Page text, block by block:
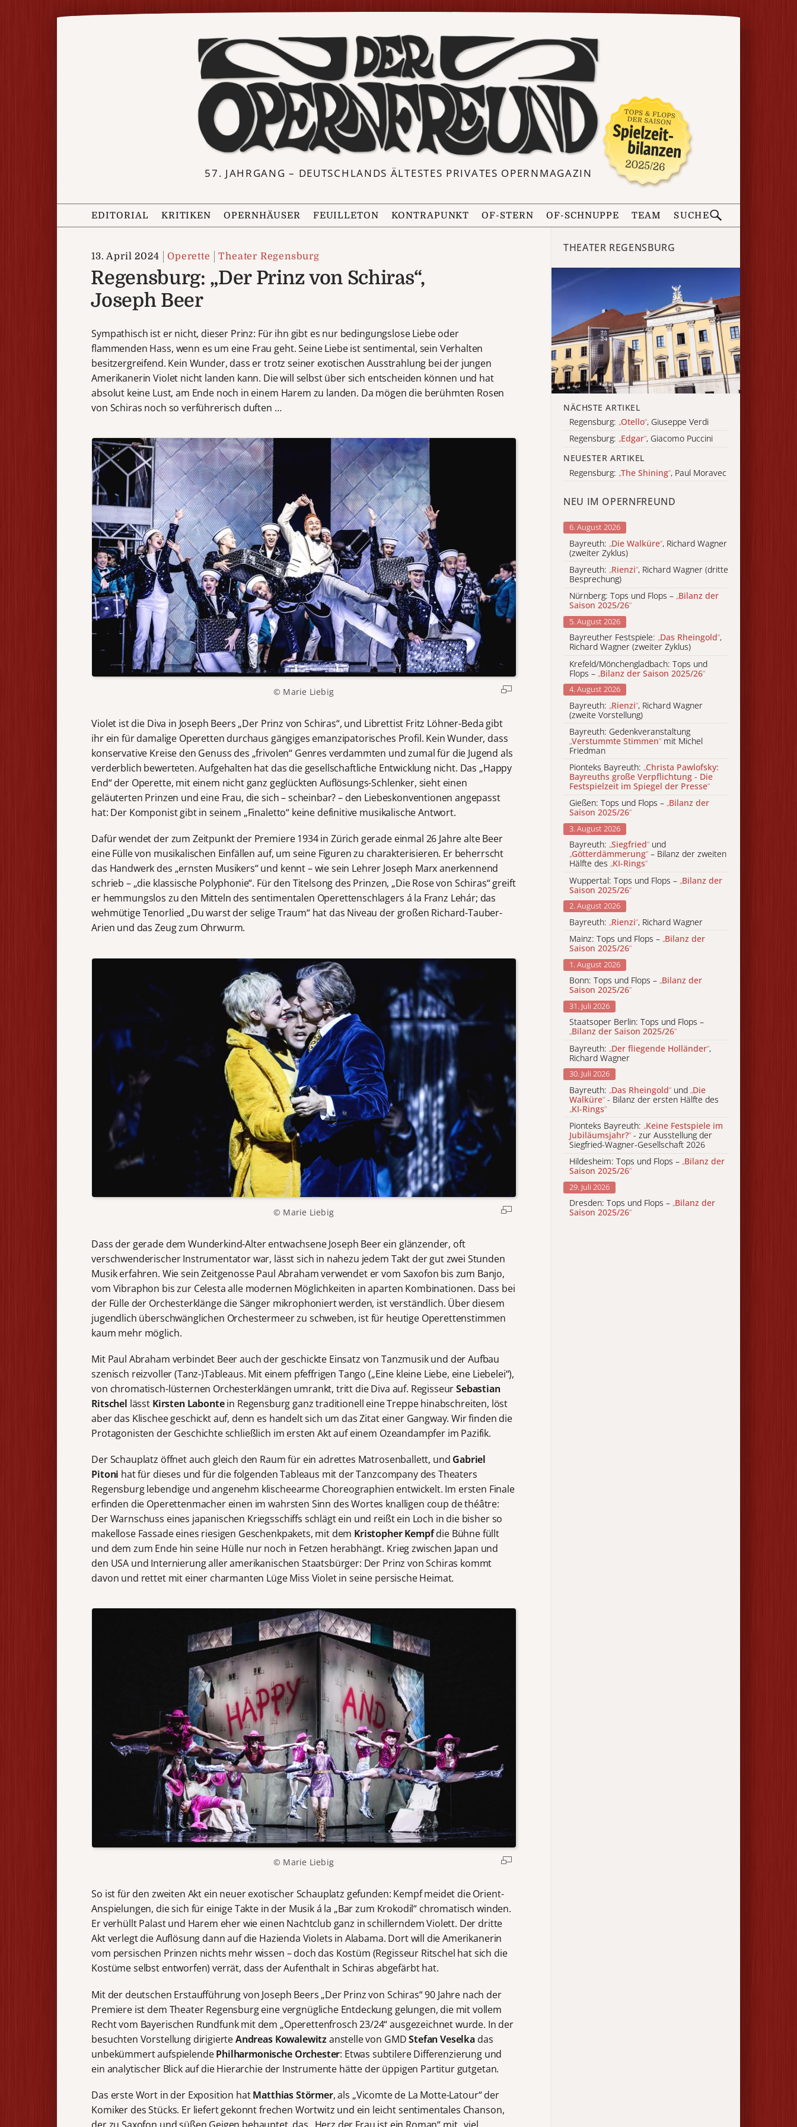
57. JAHRGANG – DEUTSCHLANDS ÄLTESTES PRIVATES OPERNMAGAZIN
EDITORIAL KRITIKEN OPERNHÄUSER FEUILLETON KONTRAPUNKT OF-STERN OF-SCHNUPPE TEAM SUCHE
13. April 2024 Operette Theater Regensburg
Regensburg: „Der Prinz von Schiras“,
Joseph Beer
Sympathisch ist er nicht, dieser Prinz: Für ihn gibt es nur bedingungslose Liebe oder
flammenden Hass, wenn es um eine Frau geht. Seine Liebe ist sentimental, sein Verhalten
besitzergreifend. Kein Wunder, dass er trotz seiner exotischen Ausstrahlung bei der jungen
Amerikanerin Violet nicht landen kann. Die will selbst über sich entscheiden können und hat
absolut keine Lust, am Ende noch in einem Harem zu landen. Da mögen die berühmten Rosen
von Schiras noch so verführerisch duften …
© Marie Liebig
Violet ist die Diva in Joseph Beers „Der Prinz von Schiras“, und Librettist Fritz Löhner-Beda gibt
ihr ein für damalige Operetten durchaus gängiges emanzipatorisches Profil. Kein Wunder, dass
konservative Kreise den Genuss des „frivolen“ Genres verdammten und zumal für die Jugend als
verderblich bewerteten. Aufgehalten hat das die gesellschaftliche Entwicklung nicht. Das „Happy
End“ der Operette, mit einem nicht ganz geglückten Auflösungs-Schlenker, sieht einen
geläuterten Prinzen und eine Frau, die sich – scheinbar? – den Liebeskonventionen angepasst
hat: Der Komponist gibt in seinem „Finaletto“ keine definitive musikalische Antwort.
Dafür wendet der zum Zeitpunkt der Premiere 1934 in Zürich gerade einmal 26 Jahre alte Beer
eine Fülle von musikalischen Einfällen auf, um seine Figuren zu charakterisieren. Er beherrscht
das Handwerk des „ernsten Musikers“ und kennt – wie sein Lehrer Joseph Marx anerkennend
schrieb – „die klassische Polyphonie“. Für den Titelsong des Prinzen, „Die Rose von Schiras“ greift
er hemmungslos zu den Mitteln des sentimentalen Operettenschlagers á la Franz Lehár; das
wehmütige Tenorlied „Du warst der selige Traum“ hat das Niveau der großen Richard-Tauber-
Arien und das Zeug zum Ohrwurm.
© Marie Liebig
Dass der gerade dem Wunderkind-Alter entwachsene Joseph Beer ein glänzender, oft
verschwenderischer Instrumentator war, lässt sich in nahezu jedem Takt der gut zwei Stunden
Musik erfahren. Wie sein Zeitgenosse Paul Abraham verwendet er vom Saxofon bis zum Banjo,
vom Vibraphon bis zur Celesta alle modernen Möglichkeiten in aparten Kombinationen. Dass bei
der Fülle der Orchesterklänge die Sänger mikrophoniert werden, ist verständlich. Über diesem
jugendlich überschwänglichen Orchestermeer zu schweben, ist für heutige Operettenstimmen
kaum mehr möglich.
Mit Paul Abraham verbindet Beer auch der geschickte Einsatz von Tanzmusik und der Aufbau
szenisch reizvoller (Tanz-)Tableaus. Mit einem pfeffrigen Tango („Eine kleine Liebe, eine Liebelei“),
von chromatisch-lüsternen Orchesterklängen umrankt, tritt die Diva auf. RegisseurSebastian
Ritschel lässt Kirsten Labontein Regensburg ganz traditionell eine Treppe hinabschreiten, löst
aber das Klischee geschickt auf, denn es handelt sich um das Zitat einer Gangway. Wir finden die
Protagonisten der Geschichte schließlich im ersten Akt auf einem Ozeandampfer im Pazifik.
Der Schauplatz öffnet auch gleich den Raum für ein adrettes Matrosenballett, und Gabriel
Pitoni hat für dieses und für die folgenden Tableaus mit der Tanzcompany des Theaters
Regensburg lebendige und angenehm klischeearme Choreographien entwickelt. Im ersten Finale
erfinden die Operettenmacher einen im wahrsten Sinn des Wortes knalligen coup de théâtre:
Der Warnschuss eines japanischen Kriegsschiffs schlägt ein und reißt ein Loch in die bisher so
makellose Fassade eines riesigen Geschenkpakets, mit dem Kristopher Kempfdie Bühne füllt
und dem zum Ende hin seine Hülle nur noch in Fetzen herabhängt. Krieg zwischen Japan und
den USA und Internierung aller amerikanischen Staatsbürger: Der Prinz von Schiras kommt
davon und rettet mit einer charmanten Lüge Miss Violet in seine persische Heimat.
© Marie Liebig
So ist für den zweiten Akt ein neuer exotischer Schauplatz gefunden: Kempf meidet die Orient-
Anspielungen, die sich für einige Takte in der Musik á la „Bar zum Krokodil“ chromatisch winden.
Er verhüllt Palast und Harem eher wie einen Nachtclub ganz in schillerndem Violett. Der dritte
Akt verlegt die Auflösung dann auf die Hazienda Violets in Alabama. Dort will die Amerikanerin
vom persischen Prinzen nichts mehr wissen – doch das Kostüm (Regisseur Ritschel hat sich die
Kostüme selbst entworfen) verrät, dass der Aufenthalt in Schiras abgefärbt hat.
Mit der deutschen Erstaufführung von Joseph Beers „Der Prinz von Schiras“ 90 Jahre nach der
Premiere ist dem Theater Regensburg eine vergnügliche Entdeckung gelungen, die mit vollem
Recht vom Bayerischen Rundfunk mit dem „Operettenfrosch 23/24“ ausgezeichnet wurde. In der
besuchten Vorstellung dirigierteAndreas Kowalewitzanstelle von GMDStefan Veselkadas
unbekümmert aufspielendePhilharmonische Orchester: Etwas subtilere Differenzierung und
ein analytischer Blick auf die Hierarchie der Instrumente hätte der üppigen Partitur gutgetan.
Das erste Wort in der Exposition hatMatthias Störmer, als „Vicomte de La Motte-Latour“ der
Komiker des Stücks. Er liefert gekonnt frechen Wortwitz und ein leicht sentimentales Chanson,
THEATER REGENSBURG
NÄCHSTE ARTIKEL
Regensburg: „Otello“, Giuseppe Verdi
Regensburg: „Edgar“, Giacomo Puccini
NEUESTER ARTIKEL
Regensburg: „The Shining“, Paul Moravec
NEU IM OPERNFREUND
6. August 2026
Bayreuth: „Die Walküre“, Richard Wagner
(zweiter Zyklus)
Bayreuth: „Rienzi“, Richard Wagner (dritte
Besprechung)
Nürnberg: Tops und Flops – „Bilanz der
Saison 2025/26“
5. August 2026
Bayreuther Festspiele: „Das Rheingold“,
Richard Wagner (zweiter Zyklus)
Krefeld/Mönchengladbach: Tops und
Flops – „Bilanz der Saison 2025/26“
4. August 2026
Bayreuth: „Rienzi“, Richard Wagner
(zweite Vorstellung)
Bayreuth: Gedenkveranstaltung
„Verstummte Stimmen“ mit Michel
Friedman
Pionteks Bayreuth: „Christa Pawlofsky:
Bayreuths große Verpflichtung - Die
Festspielzeit im Spiegel der Presse“
Gießen: Tops und Flops – „Bilanz der
Saison 2025/26“
3. August 2026
Bayreuth: „Siegfried“ und
„Götterdämmerung“ – Bilanz der zweiten
Hälfte des „KI-Rings“
Wuppertal: Tops und Flops – „Bilanz der
Saison 2025/26“
2. August 2026
Bayreuth: „Rienzi“, Richard Wagner
Mainz: Tops und Flops – „Bilanz der
Saison 2025/26“
1. August 2026
Bonn: Tops und Flops – „Bilanz der
Saison 2025/26“
31. Juli 2026
Staatsoper Berlin: Tops und Flops –
„Bilanz der Saison 2025/26“
Bayreuth: „Der fliegende Holländer“,
Richard Wagner
30. Juli 2026
Bayreuth: „Das Rheingold“ und „Die
Walküre“ - Bilanz der ersten Hälfte des
„KI-Rings“
Pionteks Bayreuth: „Keine Festspiele im
Jubiläumsjahr?“ - zur Ausstellung der
Siegfried-Wagner-Gesellschaft 2026
Hildesheim: Tops und Flops – „Bilanz der
Saison 2025/26“
29. Juli 2026
Dresden: Tops und Flops – „Bilanz der
Saison 2025/26“